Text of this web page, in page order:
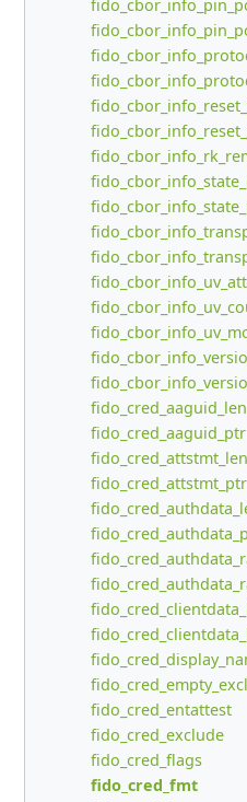
fido_cred_aaguid_len
fido_cred_aaguid_ptr
fido_cred_attstmt_len
fido_cred_attstmt_ptr
fido_cred_entattest
fido_cred_exclude
fido_cred_flags
fido_cred_fmt